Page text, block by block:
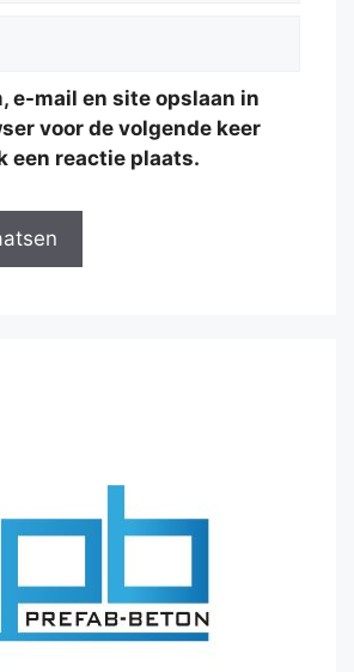
e-mail en site opslaan in
voor de volgende keer
een reactie plaats.